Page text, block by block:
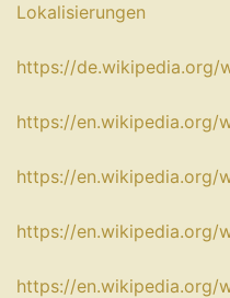
Lokalisierungen
https://de.wikipedia.org/
https://en.wikipedia.org/
https://en.wikipedia.org/
https://en.wikipedia.org/
https://en.wikipedia.org/